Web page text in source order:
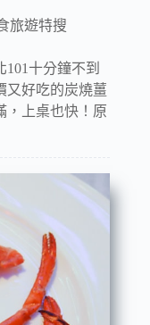
旅遊特搜
十分鐘不到
又好吃的炭燒薑
，上桌也快！原